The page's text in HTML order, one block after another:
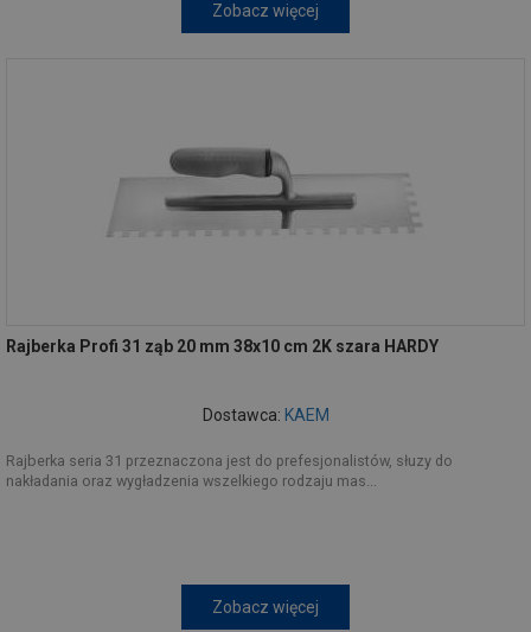
Zobacz więcej
Rajberka Profi 31 ząb 20 mm 38x10 cm 2K szara HARDY
Dostawca: KAEM
Rajberka seria 31 przeznaczona jest do prefesjonalistów, słuzy do
nakładania oraz wygładzenia wszelkiego rodzaju mas...
Zobacz więcej